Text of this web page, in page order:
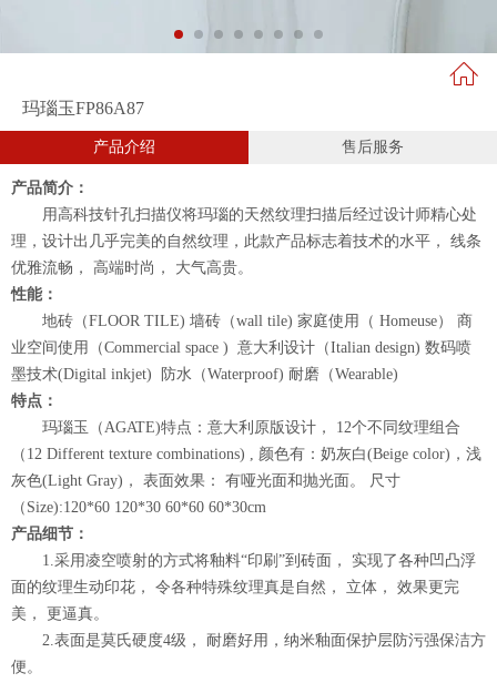
玛瑙玉FP86A87
产品介绍 售后服务
产品简介：
用高科技针孔扫描仪将玛瑙的天然纹理扫描后经过设计师精心处
理，设计出几乎完美的自然纹理，此款产品标志着技术的水平， 线条
优雅流畅， 高端时尚， 大气高贵。
性能：
地砖（FLOOR TILE) 墙砖（wall tile) 家庭使用（ Homeuse） 商
业空间使用（Commercial space ) 意大利设计（Italian design) 数码喷
墨技术(Digital inkjet) 防水（Waterproof) 耐磨（Wearable)
特点：
玛瑙玉（AGATE)特点：意大利原版设计， 12个不同纹理组合
（12 Different texture combinations) , 颜色有：奶灰白(Beige color)，浅
灰色(Light Gray)， 表面效果： 有哑光面和抛光面。 尺寸
（Size):120*60 120*30 60*60 60*30cm
产品细节：
1.采用凌空喷射的方式将釉料“印刷”到砖面， 实现了各种凹凸浮
面的纹理生动印花， 令各种特殊纹理真是自然， 立体， 效果更完
美， 更逼真。
2.表面是莫氏硬度4级， 耐磨好用，纳米釉面保护层防污强保洁方
便。